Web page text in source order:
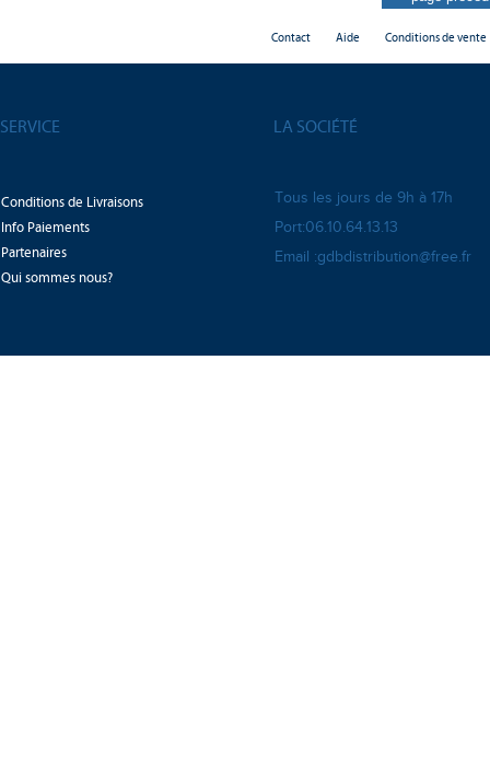
Contact Aide Conditions de vente
SERVICE LA SOCIÉTÉ
Conditions de Livraisons
Info Paiements
Partenaires
Qui sommes nous?
Tous les jours de 9h à 17h
Port:06.10.64.13.13
Email :gdbdistribution@free.fr